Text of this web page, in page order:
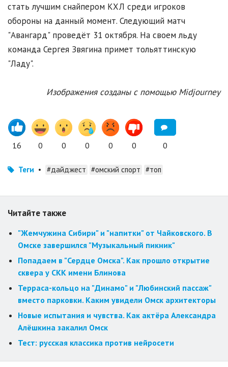
стать лучшим снайпером КХЛ среди игроков
обороны на данный момент. Следующий матч
"Авангард" проведёт 31 октября. На своем льду
команда Сергея Звягина примет тольяттинскую
"Ладу".
Изображения созданы с помощью Midjourney
16 0 0 0 0 0 0
Теги • #дайджест #омский спорт #топ
Читайте также
"Жемчужина Сибири" и "напитки" от Чайковского. В
Омске завершился "Музыкальный пикник"
Попадаем в "Сердце Омска". Как прошло открытие
сквера у СКК имени Блинова
Терраса-кольцо на "Динамо" и "Любинский пассаж"
вместо парковки. Каким увидели Омск архитекторы
Новые испытания и чувства. Как актёра Александра
Алёшкина закалил Омск
Тест: русская классика против нейросети